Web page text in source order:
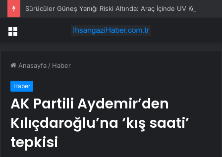
Menü
Anasayfa / Haber
Haber
AK Partili Aydemir’den
Kılıçdaroğlu’na ‘kış saati’
tepkisi